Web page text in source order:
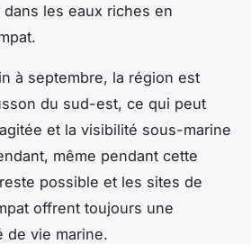
les eaux riches en
à septembre, la région est
du sud-est, ce qui peut
et la visibilité sous-marine
même pendant cette
possible et les sites de
offrent toujours une
de vie marine.